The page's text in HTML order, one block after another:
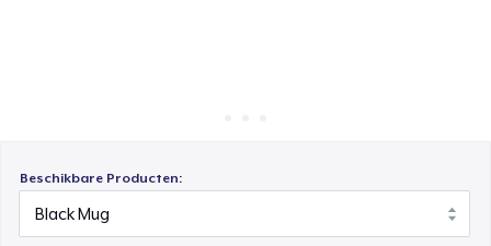
Beschikbare Producten:
Tru transfer Printed Premium Tee